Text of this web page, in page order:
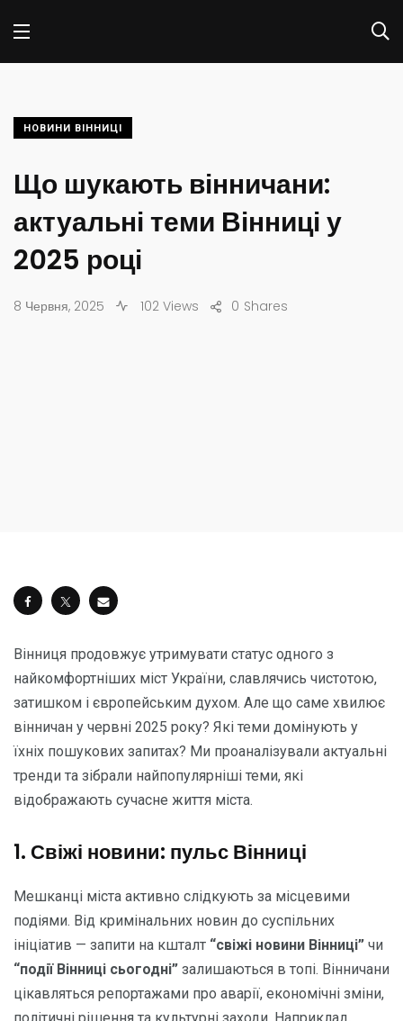
НОВИНИ ВІННИЦІ
Що шукають вінничани:
актуальні теми Вінниці у
2025 році
8 Червня, 2025 102 Views Shares
0
Вінниця продовжує утримувати статус одного з
найкомфортніших міст України, славлячись чистотою,
затишком і європейським духом. Але що саме хвилює
вінничан у червні 2025 року? Які теми домінують у
їхніх пошукових запитах? Ми проаналізували актуальні
тренди та зібрали найпопулярніші теми, які
відображають сучасне життя міста.
1. Свіжі новини: пульс Вінниці
Мешканці міста активно слідкують за місцевими
подіями. Від кримінальних новин до суспільних
ініціатив — запити на кшталт “свіжі новини Вінниці” чи
“події Вінниці сьогодні” залишаються в топі. Вінничани
цікавляться репортажами про аварії, економічні зміни,